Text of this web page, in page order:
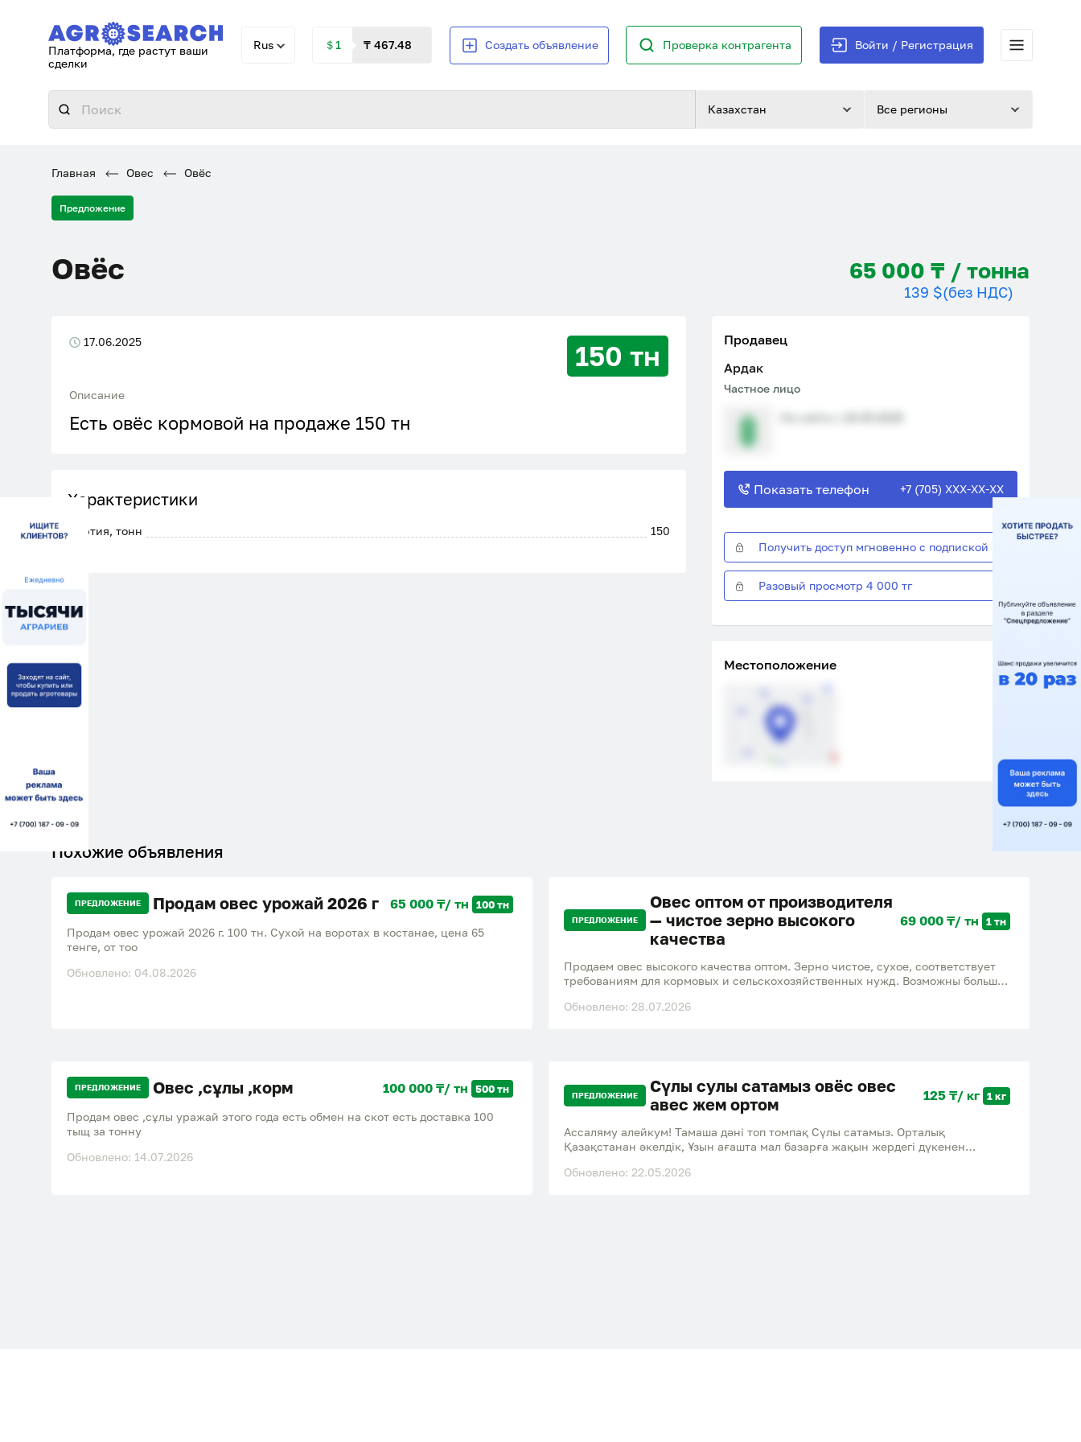
Платформа, где растут ваши
сделки
Rus ＄1 ₸ 467.48 Создать объявление Проверка контрагента Войти / Регистрация
Казахстан Все регионы
Главная Овес Овёс
Предложение
Овёс 65 000 ₸ / тонна
139 $(без НДС)
17.06.2025 150 тн
Описание
Есть овёс кормовой на продаже 150 тн
Характеристики
Партия, тонн 150
Продавец
Ардак
Частное лицо
Показать телефон +7 (705) XXX-XX-XX
Получить доступ мгновенно с подпиской
Разовый просмотр 4 000 тг
Местоположение
Похожие объявления
ПРЕДЛОЖЕНИЕ Продам овес урожай 2026 г 65 000 ₸/ тн 100 тн
Продам овес урожай 2026 г. 100 тн. Сухой на воротах в костанае, цена 65
тенге, от тоо
Обновлено: 04.08.2026
ПРЕДЛОЖЕНИЕ
Овес оптом от производителя
— чистое зерно высокого
качества
69 000 ₸/ тн 1 тн
Продаем овес высокого качества оптом. Зерно чистое, сухое, соответствует
требованиям для кормовых и сельскохозяйственных нужд. Возможны большие
качество Любые объемы Быстрая отгрузка Помощь с организацией доставки
Обновлено: 28.07.2026
ПРЕДЛОЖЕНИЕ Овес ,сұлы ,корм 100 000 ₸/ тн 500 тн
Продам овес ,сұлы уражай этого года есть обмен на скот есть доставка 100
тыщ за тонну
Обновлено: 14.07.2026
ПРЕДЛОЖЕНИЕ
Сүлы сулы сатамыз овёс овес
авес жем ортом
125 ₸/ кг 1 кг
Ассаляму алейкум! Тамаша дәні топ томпақ Сүлы сатамыз. Орталық
Қазақстанан әкелдік, Ұзын ағашта мал базарға жақын жердегі дүкенен
Обновлено: 22.05.2026